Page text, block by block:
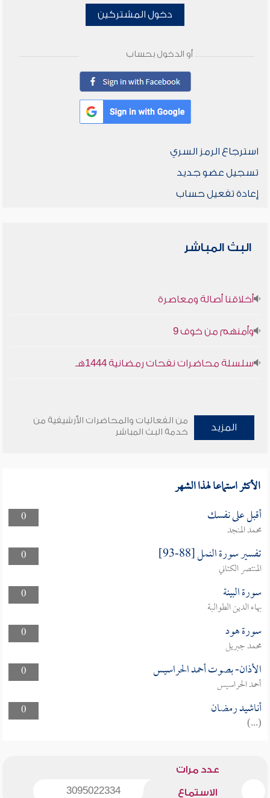
دخول المشتركين
أو الدخول بحساب
استرجاع الرمز السري
تسجيل عضو جديد
إعادة تفعيل حساب
البث المباشر
أخلاقنا أصالة ومعاصرة
وأمنهم من خوف 9
سلسلة محاضرات نفحات رمضانية 1444هـ
المزيد
من الفعاليات والمحاضرات الأرشيفية من
خدمة البث المباشر
الأكثر استماعا لهذا الشهر
0 أقبل على نفسك
محمد المنجد
0
تفسير سورة النمل [88-93]
المنتصر الكتاني
0
سورة البينة
بهاء الدين الطوالبة
0
سورة هود
محمد جبريل
0
الأذان- بصوت أحمد الحراسيس
أحمد الحراسيس
0
أناشيد رمضان
(...)
عدد مرات
الاستماع 3095022334